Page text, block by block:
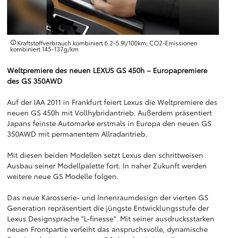
Kraftstoffverbrauch kombiniert 6.2‑5.9l/100km; CO2‑Emissionen
kombiniert 145‑137g/km
Weltpremiere des neuen LEXUS GS 450h – Europapremiere
des GS 350AWD
Auf der IAA 2011 in Frankfurt feiert Lexus die Weltpremiere des
neuen GS 450h mit Vollhybridantrieb. Außerdem präsentiert
Japans feinste Automarke erstmals in Europa den neuen GS
350AWD mit permanentem Allradantrieb.
Mit diesen beiden Modellen setzt Lexus den schrittweisen
Ausbau seiner Modellpalette fort. In naher Zukunft werden
weitere neue GS Modelle folgen.
Das neue Karosserie- und Innenraumdesign der vierten GS
Generation repräsentiert die jüngste Entwicklungsstufe der
Lexus Designsprache "L-finesse". Mit seiner ausdrucksstarken
neuen Frontpartie verleiht das anspruchsvolle, dynamische